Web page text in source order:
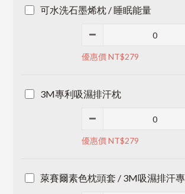
可水洗石墨烯枕 / 睡眠能量
優惠價 NT$279
3M專利吸濕排汗枕
優惠價 NT$279
萊賽爾素色枕頭套 / 3M吸濕排汗